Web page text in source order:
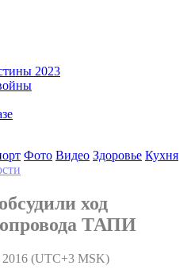
2023
Фото Видео Здоровье Кухня
ход
ТАПИ
(UTC+3 MSK)